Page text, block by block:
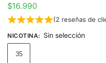
$16.990
(2 reseñas de
NICOTINA: Sin selección
35